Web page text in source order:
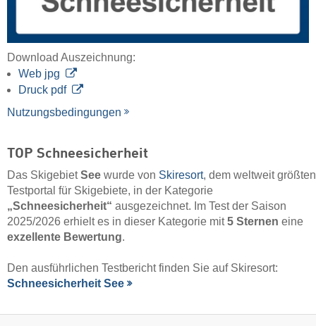
Download Auszeichnung:
Web jpg
Druck pdf
Nutzungsbedingungen
TOP Schneesicherheit
Das SkigebietSee wurde von Skiresort, dem weltweit größten
Testportal für Skigebiete, in der Kategorie
„Schneesicherheit“ ausgezeichnet. Im Test der Saison
2025/2026 erhielt es in dieser Kategorie mit5 Sternen eine
exzellente Bewertung.
Den ausführlichen Testbericht finden Sie auf Skiresort:
Schneesicherheit See